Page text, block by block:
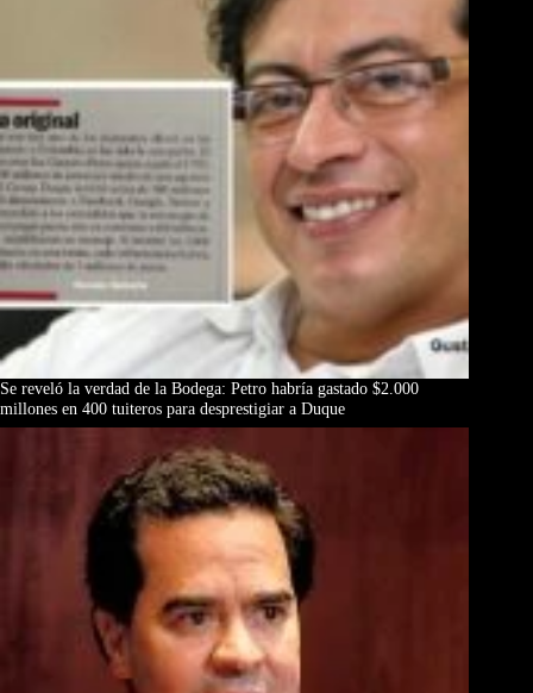
Se reveló la verdad de la Bodega: Petro habría gastado $2.000
millones en 400 tuiteros para desprestigiar a Duque